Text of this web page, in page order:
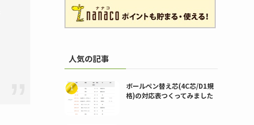
人気の記事
ボールペン替え芯(4C芯/D1規
格)の対応表つくってみました